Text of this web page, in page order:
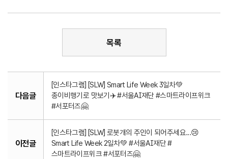
목록
다음글
[인스타그램] [SLW] Smart Life Week 3일차💚
종이비행기로 맛보기✈️ #서울AI재단 #스마트라이프위크
#서포터즈🤗
이전글
[인스타그램] [SLW] 로봇개의 주인이 되어주세요...😢
Smart Life Week 2일차💚 #서울AI재단 #
스마트라이프위크 #서포터즈🤗